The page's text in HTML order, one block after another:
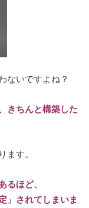
ないですよね？
きちんと構築した
ます。
るほど、
」されてしまいま